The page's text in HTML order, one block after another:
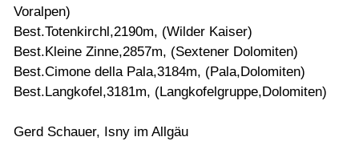
Voralpen)
Best.Totenkirchl,2190m, (Wilder Kaiser)
Best.Kleine Zinne,2857m, (Sextener Dolomiten)
Best.Cimone della Pala,3184m, (Pala,Dolomiten)
Best.Langkofel,3181m, (Langkofelgruppe,Dolomiten)
Gerd Schauer, Isny im Allgäu